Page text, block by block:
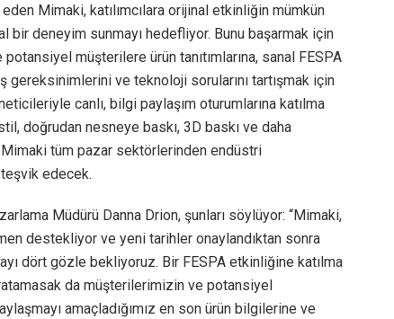
Mimaki, katılımcılara orijinal etkinliğin mümkün
bir deneyim sunmayı hedefliyor. Bunu başarmak için
müşterilere ürün tanıtımlarına, sanal FESPA
gereksinimlerini ve teknoloji sorularını tartışmak için
canlı, bilgi paylaşım oturumlarına katılma
doğrudan nesneye baskı, 3D baskı ve daha
Mimaki tüm pazar sektörlerinden endüstri
edecek.
Müdürü Danna Drion, şunları söylüyor: “Mimaki,
destekliyor ve yeni tarihler onaylandıktan sonra
dört gözle bekliyoruz. Bir FESPA etkinliğine katılma
da müşterilerimizin ve potansiyel
amaçladığımız en son ürün bilgilerine ve